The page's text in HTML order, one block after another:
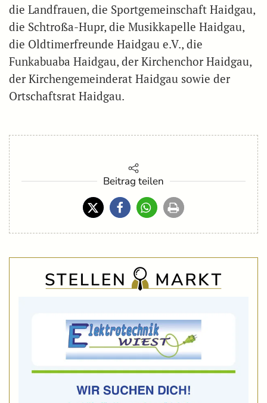
die Landfrauen, die Sportgemeinschaft Haidgau,
die Schtroßa-Hupr, die Musikkapelle Haidgau,
die Oldtimerfreunde Haidgau e.V., die
Funkabuaba Haidgau, der Kirchenchor Haidgau,
der Kirchengemeinderat Haidgau sowie der
Ortschaftsrat Haidgau.
Beitrag teilen